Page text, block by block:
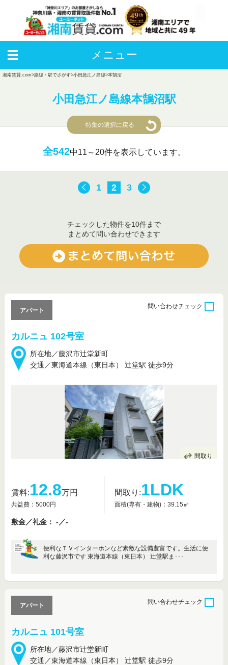
メニュー
湘南賃貸.com>路線・駅でさがす>小田急江ノ島線>本鵠沼
小田急江ノ島線本鵠沼駅
特集の選択に戻る
全542中11～20件を表示しています。
1 2 3
チェックした物件を10件まで
まとめて問い合わせできます
カルニュ 102号室
所在地／藤沢市辻堂新町
交通／東海道本線（東日本） 辻堂駅 徒歩9分
アパート
問い合わせチェック
間取り
賃料:12.8万円
共益費：5000円
間取り:1LDK
面積(専有・建物)：39.15㎡
敷金／礼金： -／-
便利なＴＶインターホンなど素敵な設備豊富です。生活に便
利な藤沢市です 東海道本線（東日本） 辻堂駅ま･･･
カルニュ 101号室
所在地／藤沢市辻堂新町
交通／東海道本線（東日本） 辻堂駅 徒歩9分
アパート
問い合わせチェック